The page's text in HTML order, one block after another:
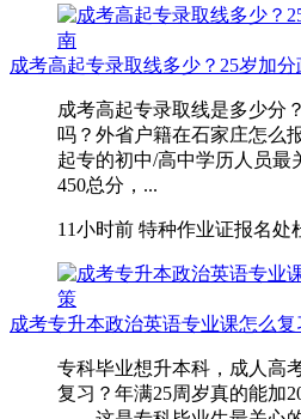
成考高起专录取线多少？25岁加
成考高起专录取线是多少分
吗？外省户籍在石家庄怎
起专的初中/高中学历人员最
450总分，...
11小时前 特种作业证报名处
成考专升本政治英语专业课怎么
专科毕业想升本科，成人高
复习？年满25周岁真的能加